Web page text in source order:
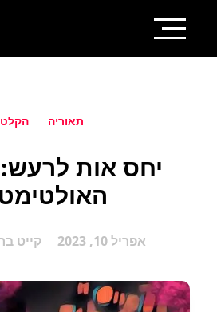
תאוריה
יחס אות
קייט אפריל 10, 2023